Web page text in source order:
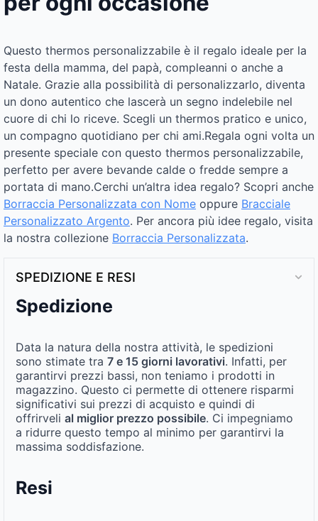
Questo thermos personalizzabile è il regalo ideale per la
festa della mamma, del papà, compleanni o anche a
Natale. Grazie alla possibilità di personalizzarlo, diventa
un dono autentico che lascerà un segno indelebile nel
cuore di chi lo riceve. Scegli un thermos pratico e unico,
un compagno quotidiano per chi ami.Regala ogni volta un
presente speciale con questo thermos personalizzabile,
perfetto per avere bevande calde o fredde sempre a
portata di mano.Cerchi un’altra idea regalo? Scopri anche
Borraccia Personalizzata con Nome oppure Bracciale
Personalizzato Argento​. Per ancora più idee regalo, visita
la nostra collezione Borraccia Personalizzata​.
SPEDIZIONE E RESI
Spedizione
Data la natura della nostra attività, le spedizioni
sono stimate tra 7 e 15 giorni lavorativi. Infatti, per
garantirvi prezzi bassi, non teniamo i prodotti in
magazzino. Questo ci permette di ottenere risparmi
significativi sui prezzi di acquisto e quindi di
offrirveli al miglior prezzo possibile. Ci impegniamo
a ridurre questo tempo al minimo per garantirvi la
massima soddisfazione.
Resi